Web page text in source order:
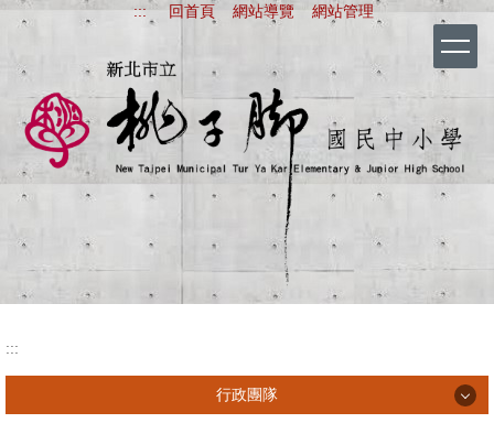
跳
主
容
::: 回首頁 網站導覽 網站管理
新北市立桃子腳
:::
行政團隊